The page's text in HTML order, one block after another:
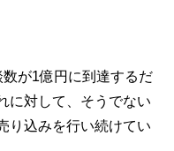
が1億円に到達するだ
に対して、そうでない
り込みを行い続けてい